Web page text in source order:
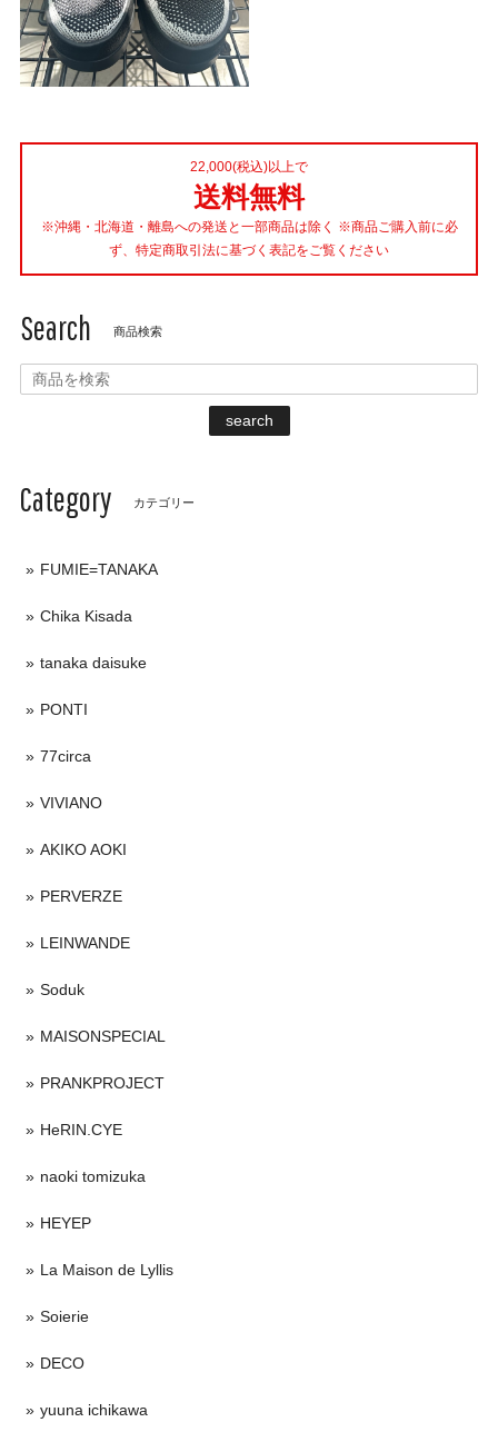
22,000(税込)以上で
送料無料
※沖縄・北海道・離島への発送と一部商品は除く ※商品ご購入前に必
ず、特定商取引法に基づく表記をご覧ください
Search 商品検索
search
Category カテゴリー
FUMIE=TANAKA
Chika Kisada
tanaka daisuke
PONTI
77circa
VIVIANO
AKIKO AOKI
PERVERZE
LEINWANDE
Soduk
MAISONSPECIAL
PRANKPROJECT
HeRIN.CYE
naoki tomizuka
HEYEP
La Maison de Lyllis
Soierie
DECO
yuuna ichikawa